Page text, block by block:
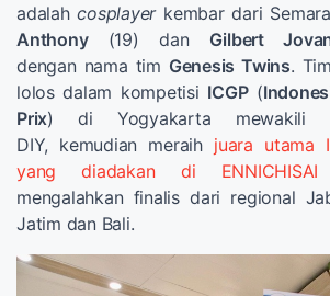
adalahcosplayerkembar dari
Anthony(19) dan Gilbert
dengan nama tim Genesis Twins.
lolos dalam kompetisi ICGP(
Prix) di Yogyakarta mewakili
DIY, kemudian meraih juara utama
yang diadakan di
mengalahkan finalis dari regional
Jatim dan Bali.